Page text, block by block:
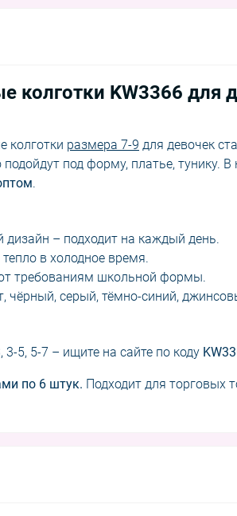
колготки KW3366 для
колготки размера 7-9 для девочек
под форму, платье, тунику. В
.
– подходит на каждый день.
в холодное время.
требованиям школьной формы.
чёрный, серый, тёмно-синий,
5, 5-7 – ищите на сайте по коду
по 6 штук. Подходит для торговых